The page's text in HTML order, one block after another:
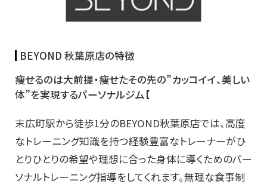
BEYOND 秋葉原店の特徴
痩せるのは大前提・痩せたその先の”カッコイイ、美しい
体”を実現するパーソナルジム【
末広町駅から徒歩1分のBEYOND秋葉原店では、高度
なトレーニング知識を持つ経験豊富なトレーナーがひ
とりひとりの希望や理想に合った身体に導くためのパー
ソナルトレーニング指導をしてくれます。無理な食事制